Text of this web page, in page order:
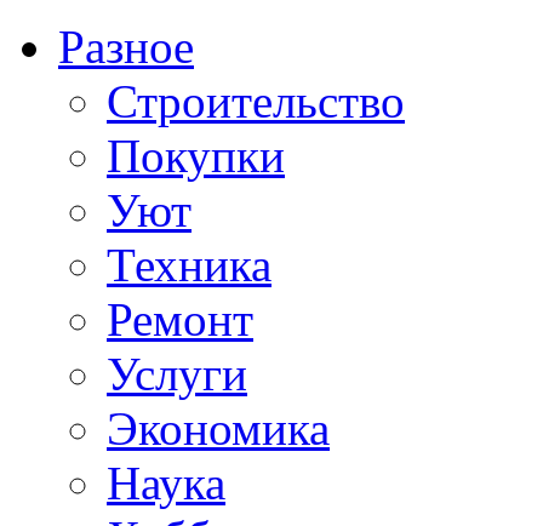
Разное
Строительство
Покупки
Уют
Техника
Ремонт
Услуги
Экономика
Наука